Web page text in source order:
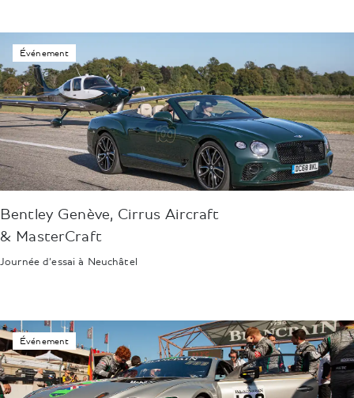
Bentley Genève, Cirrus Aircraft
& MasterCraft
Journée d’essai à Neuchâtel
Événement
Événement